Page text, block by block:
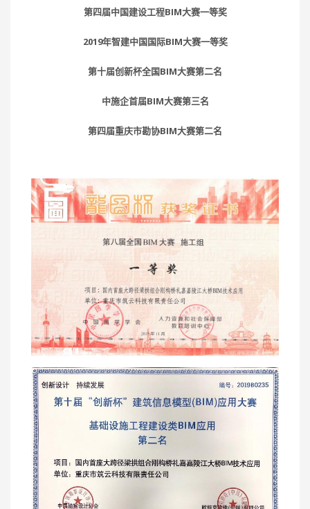
第四届中国建设工程BIM大赛一等奖
2019年智建中国国际BIM大赛一等奖
第十届创新杯全国BIM大赛第二名
中施企首届BIM大赛第三名
第四届重庆市勘协BIM大赛第二名